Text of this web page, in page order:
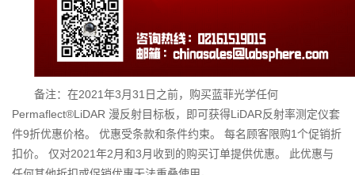
备注：在2021年3月31日之前，购买蓝菲光学任何
Permaflect®LiDAR 漫反射目标板，即可获得LiDAR反射率测定仪套
件9折优惠价格。 优惠受条款和条件约束。 每名顾客限购1个促销折
扣价。 仅对2021年2月和3月收到的购买订单提供优惠。 此优惠与